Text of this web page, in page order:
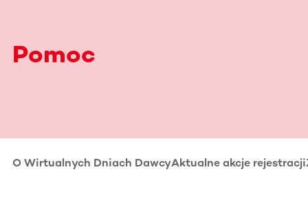
Pomoc
O Wirtualnych Dniach DawcyAktualne akcje rejestracji